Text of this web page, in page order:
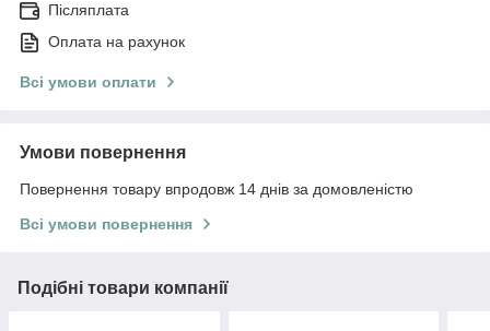
Післяплата
Оплата на рахунок
Всі умови оплати
Умови повернення
Повернення товару впродовж 14 днів за домовленістю
Всі умови повернення
Подібні товари компанії